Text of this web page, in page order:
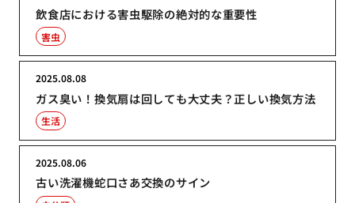
飲食店における害虫駆除の絶対的な重要性
害虫
ガス臭い！換気扇は回しても大丈夫？正しい換気方法
2025.08.08
生活
古い洗濯機蛇口さあ交換のサイン
2025.08.06